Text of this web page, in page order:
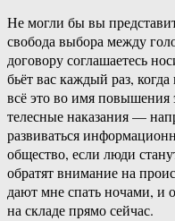
Не могли бы вы
свобода выбора между
договору соглашаетесь
бьёт вас каждый раз,
всё это во имя
телесные наказания —
развиваться
общество, если люди
обратят внимание на
дают мне спать ночами, и
на складе прямо сейчас.